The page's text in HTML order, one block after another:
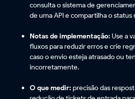
consulta o sistema de
de uma API e compartilha o status
Notas de implementação: Use a
fluxos para reduzir erros e crie
caso o envio esteja atrasado ou
incorretamente.
O que medir: precisão das